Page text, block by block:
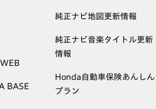
BASE
純正ナビ地図更新情報
純正ナビ音楽タイトル更新
情報
Honda自動車保険あんしん
プラン